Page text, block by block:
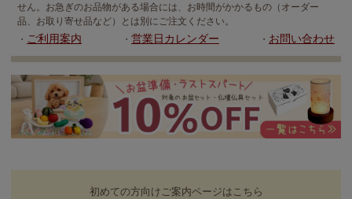
せん。お急ぎのお品物がある場合には、お時間がかかるもの（オーダー
品、お取り寄せ品など）とは別にご注文ください。
・ ご利用案内 ・ 営業日カレンダー ・ お問い合わせ
初めての方向けご案内ページはこちら